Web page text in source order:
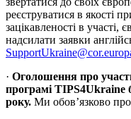
реєструватися в якості
зацікавленості в участі,
надсилати заявки
· Оголошення про участь
програмі TIPS4Ukraine
року. Ми обов’язково